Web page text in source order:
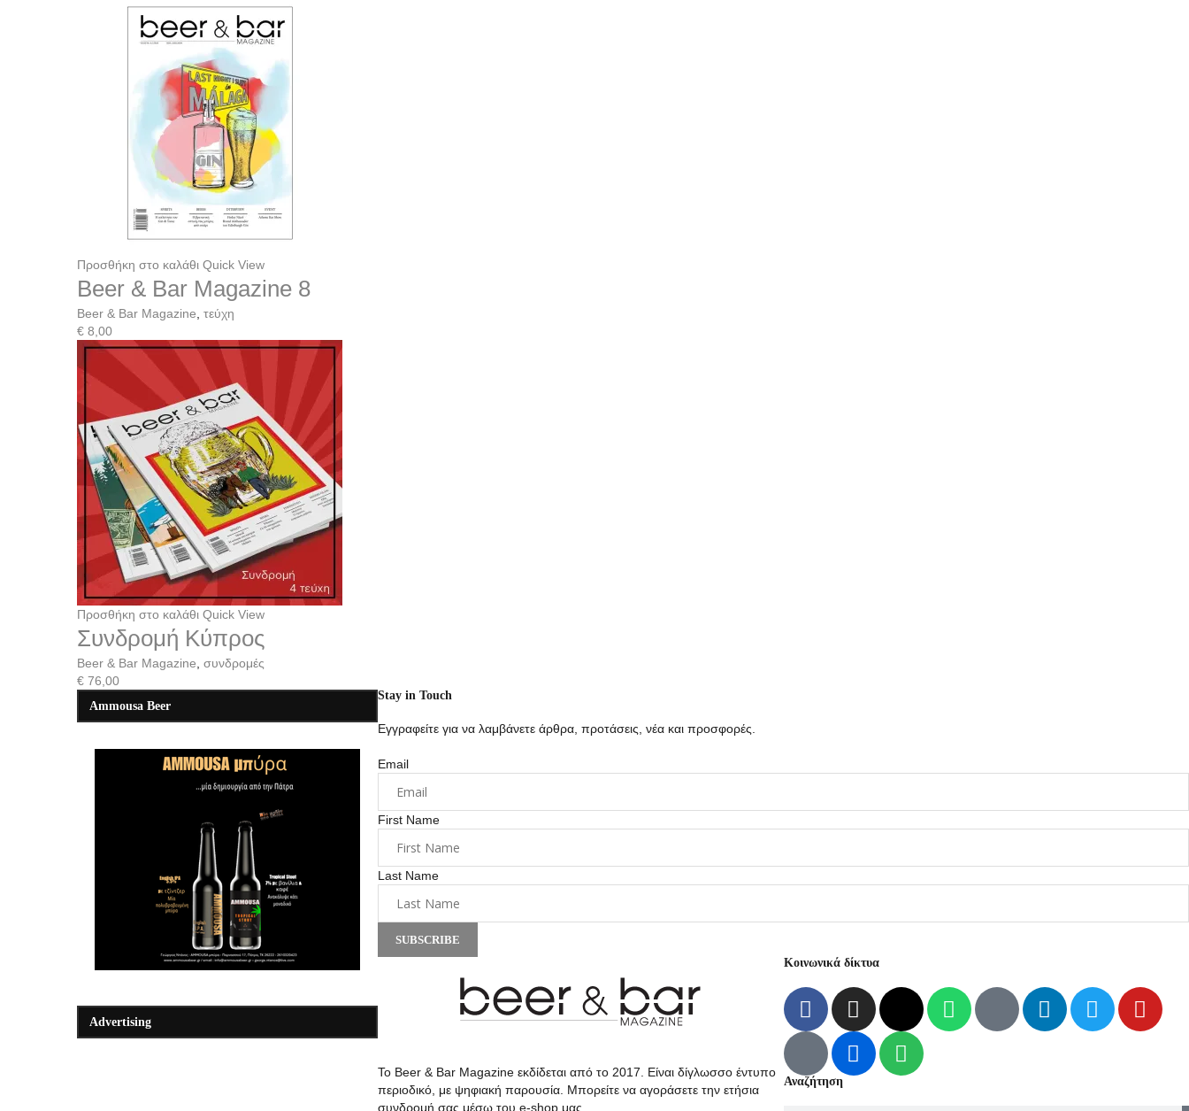
Προσθήκη στο καλάθι Quick View
Beer & Bar Magazine 8
Beer & Bar Magazine τεύχη
€ 8,00
Προσθήκη στο καλάθι Quick View
Συνδρομή Κύπρος
Beer & Bar Magazine συνδρομές
€ 76,00
Ammousa Beer
Advertising
Stay in Touch
Εγγραφείτε για να λαμβάνετε άρθρα, προτάσεις, νέα και προσφορές.
Email
First Name
Last Name
SUBSCRIBE
Το Beer & Bar Magazine εκδίδεται από το 2017. Είναι δίγλωσσο έντυπο
περιοδικό, με ψηφιακή παρουσία. Μπορείτε να αγοράσετε την ετήσια
συνδρομή σας μέσω του e-shop μας.
Κοινωνικά δίκτυα
Αναζήτηση